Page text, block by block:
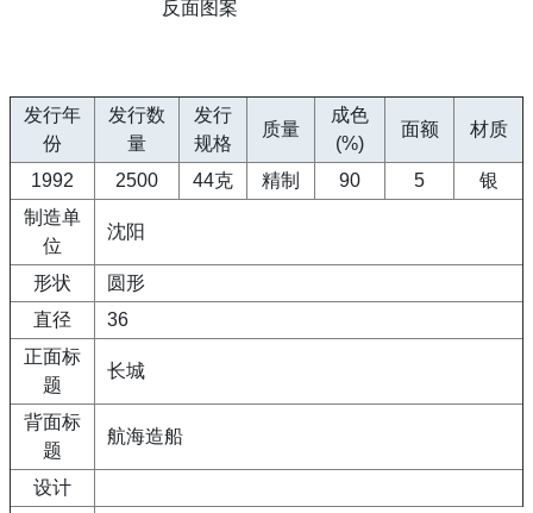
反面图案
发行年
份
发行数
量
发行
规格
质量
成色
(%)
面额 材质
1992 2500 44克 精制 90 5
银
制造单
位
沈阳
形状
圆形
直径
36
正面标
题
长城
背面标
题
航海造船
设计